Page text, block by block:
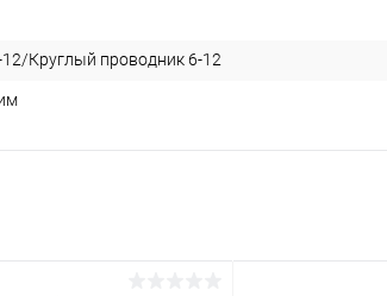
Круглый проводник 6-12